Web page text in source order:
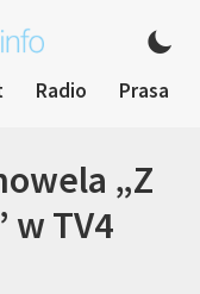
Radio Prasa
„Z
w TV4